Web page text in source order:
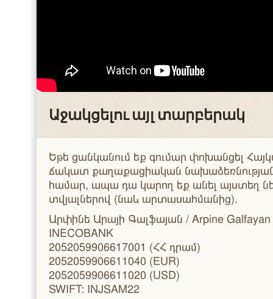
Աջակցելու այլ տարբերակ
Եթե ցանկանում եք գումար փոխանցել
ճակատ քաղաքացիական նախաձեռնության
համար, ապա դա կարող եք անել այստեղ
տվյալներով (նաև արտասահմանից).
Արփինե Արայի Գալֆայան / Arpine Galfayan
INECOBANK
2052059906617001 (ՀՀ դրամ)
2052059906611040 (EUR)
2052059906611020 (USD)
SWIFT: INJSAM22